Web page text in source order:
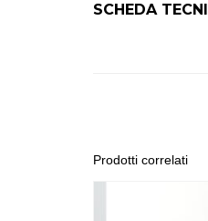
SCHEDA
Prodotti correlati